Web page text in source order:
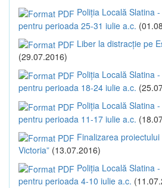
Poliția Locală Slatina
pentru perioada 25-31 iulie a.c.
Liber la distracție pe
(29.07.2016)
Poliția Locală Slatina
pentru perioada 18-24 iulie a.c.
Poliția Locală Slatina
pentru perioada 11-17 iulie a.c.
Finalizarea
Victoria” (13.07.2016)
Poliția Locală Slatina
pentru perioada 4-10 iulie a.c.